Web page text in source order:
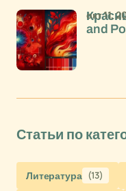
and
окт 11,
Статьи по
Литература (13)